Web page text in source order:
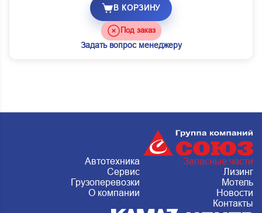
В КОРЗИНУ
Под заказ
Задать вопрос менеджеру
Автотехника
Запасные части
Сервис
Лизинг
Грузоперевозки
Мотель
О компании
Новости
Контакты